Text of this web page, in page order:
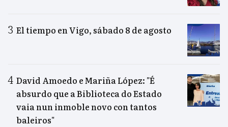
El tiempo en Vigo, sábado 8 de agosto
David Amoedo e Mariña López: "É
absurdo que a Biblioteca do Estado
vaia nun inmoble novo con tantos
baleiros"